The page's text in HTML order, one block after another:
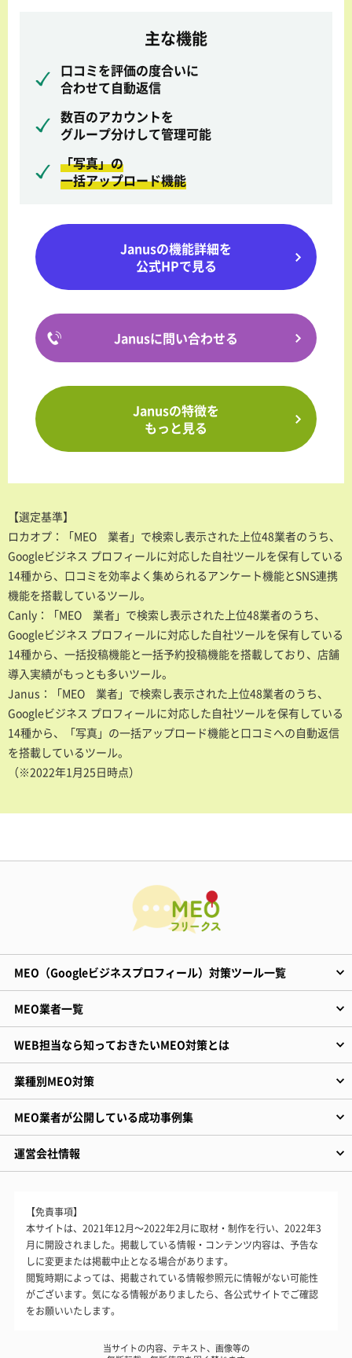
主な機能
口コミを評価の度合いに
合わせて自動返信
数百のアカウントを
グループ分けして管理可能
「写真」の
一括アップロード機能
Janusの機能詳細を
公式HPで見る
Janusに問い合わせる
Janusの特徴を
もっと見る
【選定基準】
ロカオプ：「MEO 業者」で検索し表示された上位48業者のうち、
Googleビジネス プロフィールに対応した自社ツールを保有している
14種から、口コミを効率よく集められるアンケート機能とSNS連携
機能を搭載しているツール。
Canly：「MEO 業者」で検索し表示された上位48業者のうち、
Googleビジネス プロフィールに対応した自社ツールを保有している
14種から、一括投稿機能と一括予約投稿機能を搭載しており、店舗
導入実績がもっとも多いツール。
Janus：「MEO 業者」で検索し表示された上位48業者のうち、
Googleビジネス プロフィールに対応した自社ツールを保有している
14種から、「写真」の一括アップロード機能と口コミへの自動返信
を搭載しているツール。
（※2022年1月25日時点）
MEO（Googleビジネスプロフィール）対策ツール一覧
MEO業者一覧
WEB担当なら知っておきたいMEO対策とは
業種別MEO対策
MEO業者が公開している成功事例集
運営会社情報
【免責事項】
本サイトは、2021年12月～2022年2月に取材・制作を行い、2022年3
月に開設されました。掲載している情報・コンテンツ内容は、予告な
しに変更または掲載中止となる場合があります。
閲覧時期によっては、掲載されている情報参照元に情報がない可能性
がございます。気になる情報がありましたら、各公式サイトでご確認
をお願いいたします。
当サイトの内容、テキスト、画像等の